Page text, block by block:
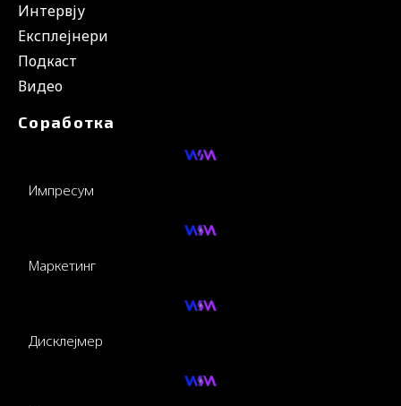
Интервју
Експлејнери
Подкаст
Видео
Соработка
Импресум
Маркетинг
Дисклејмер